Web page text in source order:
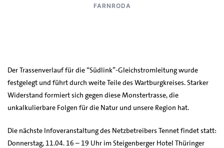
FARNRODA
Der Trassenverlauf für die “Südlink”-Gleichstromleitung wurde
festgelegt und führt durch weite Teile des Wartburgkreises. Starker
Widerstand formiert sich gegen diese Monstertrasse, die
unkalkulierbare Folgen für die Natur und unsere Region hat.
Die nächste Infoveranstaltung des Netzbetreibers Tennet findet statt:
Donnerstag, 11.04. 16 – 19 Uhr im Steigenberger Hotel Thüringer